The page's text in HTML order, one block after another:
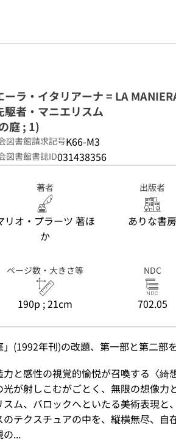
ジへのリンク
ーラ・イタリアーナ = LA
駆者・マニエリスム
庭 ; 1)
図書館請求記号K66-M3
図書館書誌ID031438356
著者
リオ・プラーツ 著ほ
か
出版者
ありな書房
ページ数・大きさ等
190p ; 21cm
NDC
702.05
」(1992年刊)の改題、第一部と第二部
力と感性の視覚的愉悦が召喚する〈綺
光が射しこむがごとく、無限の想像力
スム、バロックへといたる美術表現と
のテクスチュアの中を、縦横無尽、自
の...